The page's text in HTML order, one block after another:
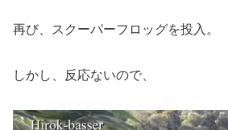
再び、スクーパーフロッグを投入。
しかし、反応ないので、